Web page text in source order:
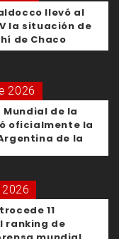
llevó al
la situación de
de Chaco
2026
Mundial de la
oficialmente la
de la
11
ranking de